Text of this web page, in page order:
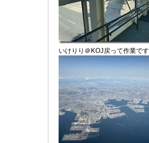
いけりり＠KOJ戻って作業です